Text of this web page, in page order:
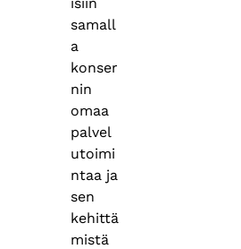
samall
a
konser
nin
omaa
palvel
utoimi
ntaa ja
sen
kehittä
mistä